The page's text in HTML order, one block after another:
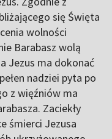
się Święta
wolności
Barabasz wolą
Jezus ma dokonać
nadziei pyta po
z więźniów ma
Zaciekły
śmierci Jezusa